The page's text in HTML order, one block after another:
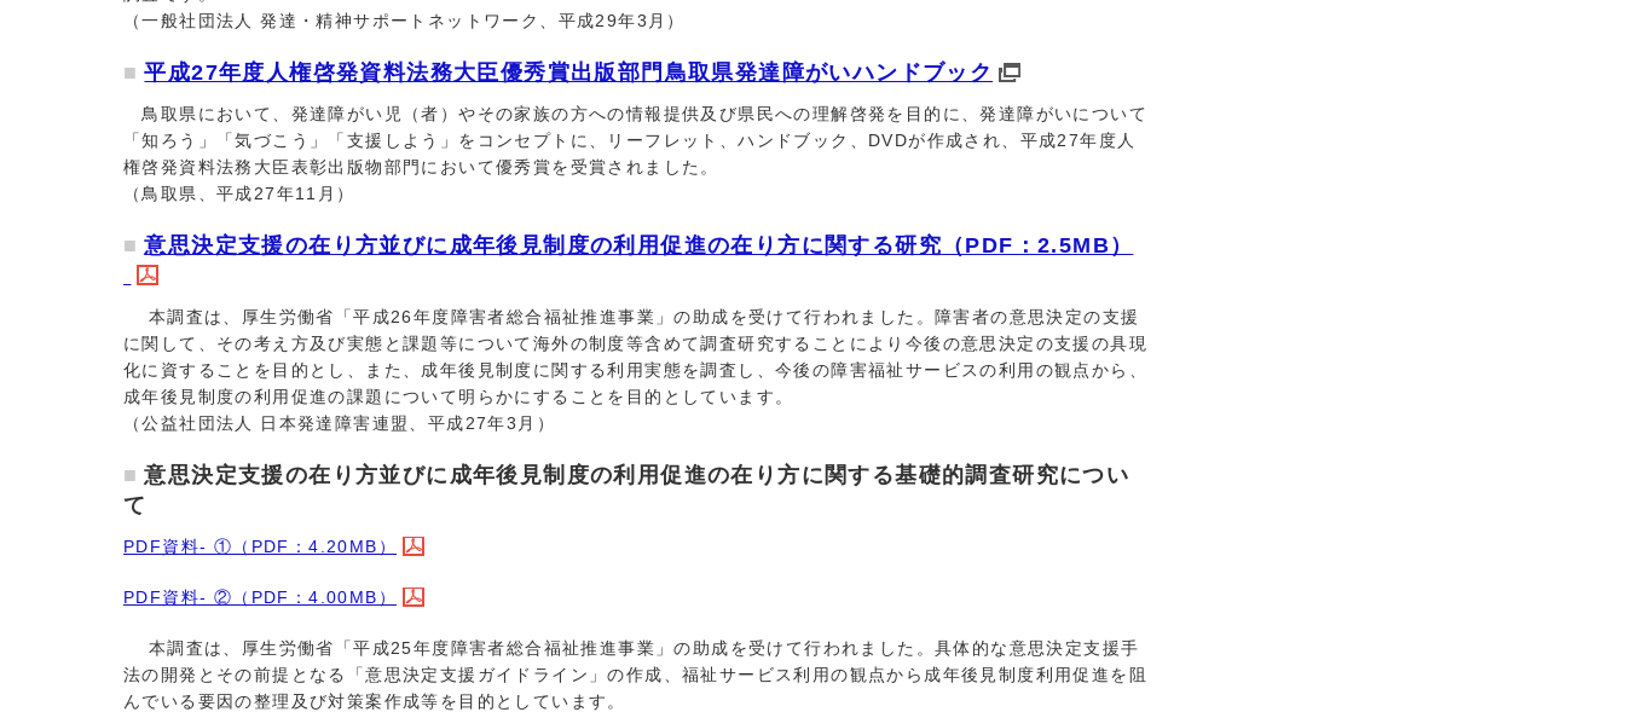
（一般社団法人 発達・精神サポートネットワーク、平成29年3月）
平成27年度人権啓発資料法務大臣優秀賞出版部門鳥取県発達障がいハンドブック
鳥取県において、発達障がい児（者）やその家族の方への情報提供及び県民への理解啓発を目的に、発達障がいについて
「知ろう」「気づこう」「支援しよう」をコンセプトに、リーフレット、ハンドブック、DVDが作成され、平成27年度人
権啓発資料法務大臣表彰出版物部門において優秀賞を受賞されました。
（鳥取県、平成27年11月）
意思決定支援の在り方並びに成年後見制度の利用促進の在り方に関する研究（PDF：2.5MB）
本調査は、厚生労働省「平成26年度障害者総合福祉推進事業」の助成を受けて行われました。障害者の意思決定の支援
に関して、その考え方及び実態と課題等について海外の制度等含めて調査研究することにより今後の意思決定の支援の具現
化に資することを目的とし、また、成年後見制度に関する利用実態を調査し、今後の障害福祉サービスの利用の観点から、
成年後見制度の利用促進の課題について明らかにすることを目的としています。
（公益社団法人 日本発達障害連盟、平成27年3月）
意思決定支援の在り方並びに成年後見制度の利用促進の在り方に関する基礎的調査研究につい
て
PDF資料- ①（PDF：4.20MB）
PDF資料- ②（PDF：4.00MB）
本調査は、厚生労働省「平成25年度障害者総合福祉推進事業」の助成を受けて行われました。具体的な意思決定支援手
法の開発とその前提となる「意思決定支援ガイドライン」の作成、福祉サービス利用の観点から成年後見制度利用促進を阻
んでいる要因の整理及び対策案作成等を目的としています。